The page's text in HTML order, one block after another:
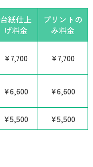
台紙仕上
げ料金
プリントの
み料金
¥7,700 ¥7,700
¥6,600 ¥6,600
¥5,500 ¥5,500